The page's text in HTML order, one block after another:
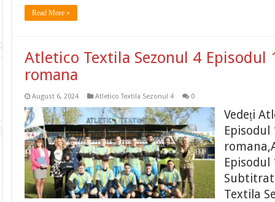
Read More »
Atletico Textila Sezonul 4
romana
August 6, 2024 Atletico Textila Sezonul 4 0
Vedeți
Episodul
Textila